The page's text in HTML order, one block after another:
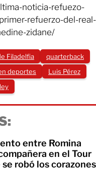
noticia-refuezo-
refuerzo-del-real-
zidane/
Filadelfia
quarterback
deportes
Luis Pérez
entre Romina
en el Tour
robó los corazones